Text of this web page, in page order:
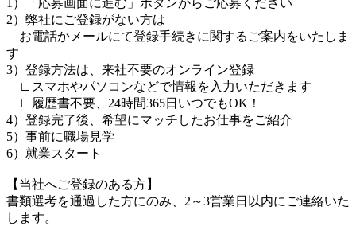
2）弊社にご登録がない方は
お電話かメールにて登録手続きに関するご案内をいたしま
す
3）登録方法は、来社不要のオンライン登録
∟スマホやパソコンなどで情報を入力いただきます
∟履歴書不要、24時間365日いつでもOK！
4）登録完了後、希望にマッチしたお仕事をご紹介
5）事前に職場見学
6）就業スタート
【当社へご登録のある方】
書類選考を通過した方にのみ、2～3営業日以内にご連絡いた
します。